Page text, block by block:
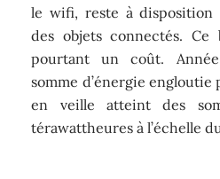
le wifi, reste à disposition
des objets connectés. Ce
pourtant un coût.
somme d’énergie
en veille atteint des
térawattheures à l’échelle